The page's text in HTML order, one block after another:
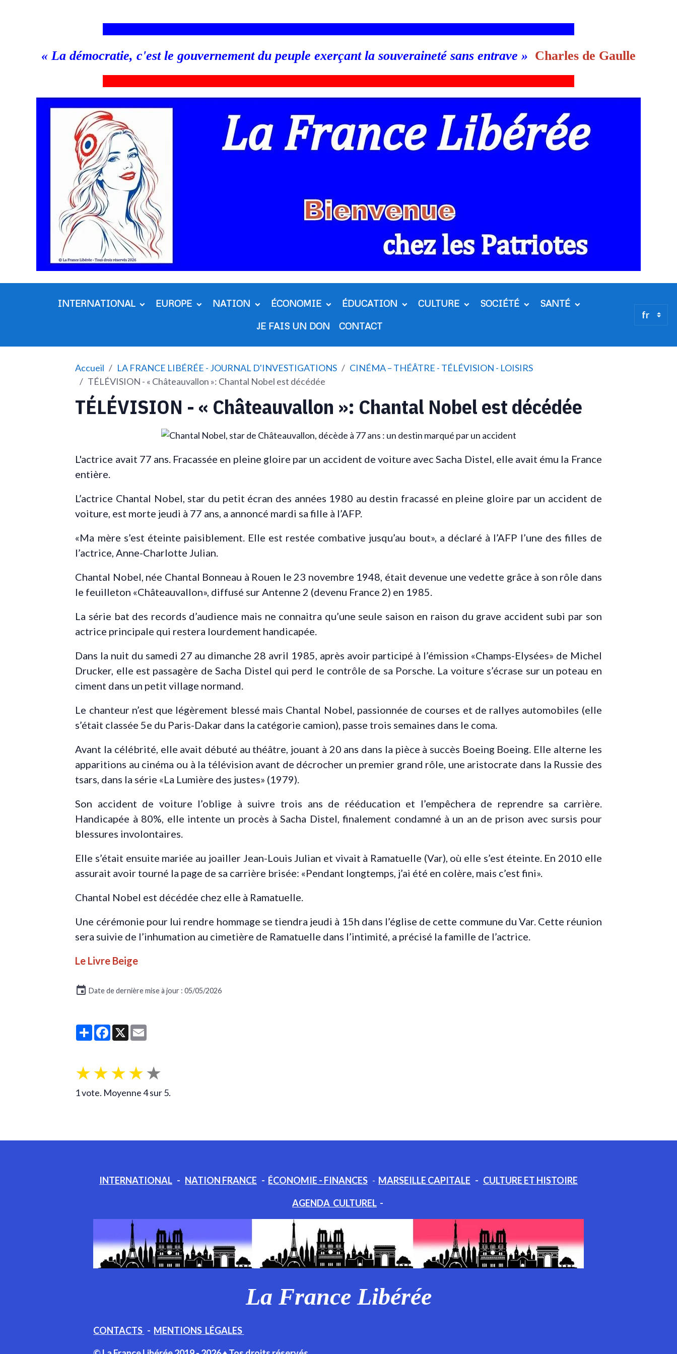
«La démocratie, c'est le gouvernement du peuple exerçant la souveraineté sans entrave » Charles de Gaulle
INTERNATIONAL EUROPE NATION ÉCONOMIE ÉDUCATION CULTURE SOCIÉTÉ SANTÉ
JE FAIS UN DON CONTACT
Accueil LA FRANCE LIBÉRÉE - JOURNAL D'INVESTIGATIONS
CINÉMA – THÉÂTRE - TÉLÉVISION - LOISIRS
TÉLÉVISION - « Châteauvallon »: Chantal Nobel est décédée
TÉLÉVISION - « Châteauvallon »: Chantal Nobel est décédée
L'actrice avait 77 ans. Fracassée en pleine gloire par un accident de voiture avec Sacha Distel, elle avait ému la France
entière.
L’actrice Chantal Nobel, star du petit écran des années 1980 au destin fracassé en pleine gloire par un accident de
voiture, est morte jeudi à 77 ans, a annoncé mardi sa fille à l’AFP.
«Ma mère s’est éteinte paisiblement. Elle est restée combative jusqu’au bout», a déclaré à l’AFP l’une des filles de
l’actrice, Anne-Charlotte Julian.
Chantal Nobel, née Chantal Bonneau à Rouen le 23 novembre 1948, était devenue une vedette grâce à son rôle dans
le feuilleton «Châteauvallon», diffusé sur Antenne 2 (devenu France 2) en 1985.
La série bat des records d’audience mais ne connaitra qu’une seule saison en raison du grave accident subi par son
actrice principale qui restera lourdement handicapée.
Dans la nuit du samedi 27 au dimanche 28 avril 1985, après avoir participé à l’émission «Champs-Elysées» de Michel
Drucker, elle est passagère de Sacha Distel qui perd le contrôle de sa Porsche. La voiture s’écrase sur un poteau en
ciment dans un petit village normand.
Le chanteur n’est que légèrement blessé mais Chantal Nobel, passionnée de courses et de rallyes automobiles (elle
s’était classée 5e du Paris-Dakar dans la catégorie camion), passe trois semaines dans le coma.
Avant la célébrité, elle avait débuté au théâtre, jouant à 20 ans dans la pièce à succès Boeing Boeing. Elle alterne les
apparitions au cinéma ou à la télévision avant de décrocher un premier grand rôle, une aristocrate dans la Russie des
tsars, dans la série «La Lumière des justes» (1979).
Son accident de voiture l’oblige à suivre trois ans de rééducation et l’empêchera de reprendre sa carrière.
Handicapée à 80%, elle intente un procès à Sacha Distel, finalement condamné à un an de prison avec sursis pour
blessures involontaires.
Elle s’était ensuite mariée au joailler Jean-Louis Julian et vivait à Ramatuelle (Var), où elle s’est éteinte. En 2010 elle
assurait avoir tourné la page de sa carrière brisée: «Pendant longtemps, j’ai été en colère, mais c’est fini».
Chantal Nobel est décédée chez elle à Ramatuelle.
Une cérémonie pour lui rendre hommage se tiendra jeudi à 15h dans l’église de cette commune du Var. Cette réunion
sera suivie de l’inhumation au cimetière de Ramatuelle dans l’intimité, a précisé la famille de l’actrice.
Le Livre Beige
Date de dernière mise à jour : 05/05/2026
PartagerFacebook
X
★★★★★
1vote. Moyenne4sur 5.
INTERNATIONAL - NATION FRANCE - ÉCONOMIE - FINANCES - MARSEILLE CAPITALE - CULTURE ET HISTOIRE
AGENDA CULTUREL -
La France Libérée
CONTACTS - MENTIONS LÉGALES